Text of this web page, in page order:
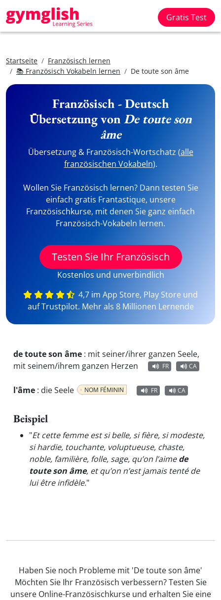
Gratis Test
Startseite
Französisch lernen
📚 Französisch Vokabeln lernen
De toute son âme
Französisch - Deutsch
Übersetzung vonDe toute son
âme
Übersetzung & Französisch-Wortschatz (alle
französischen Vokabeln).
Wollen Sie Französisch lernen? Dann testen Sie
einfach gratis Frantastique, unsere
Französischkurse, mit denen Sie ganz einfach
Französisch-Vokabeln lernen.
Testen Sie Ihr Französisch
Kostenlos und unverbindlich
4,7 im App Store, Play Store und
auf Trustpilot. Mehr als 8 Millionen Lernende
de toute son âme : mit seiner/ihrer ganzen Seele,
mit seinem/ihrem ganzen Herzen
FR CA
l'âme : die Seele NOM FÉMININ FR CA
Beispiel
"Et cette femme est si belle, si fière, si modeste,
si hardie, touchante, voluptueuse, chaste,
noble, familière, folle, sage, qu’on l’aimede
toute son âme, et qu’on n’est jamais tenté de
lui être infidèle."
Haben Sie noch Probleme mit 'De toute son âme'
Möchten Sie Ihr Französisch verbessern? Testen Sie
unsere Online-Französischkurse und erhalten Sie eine